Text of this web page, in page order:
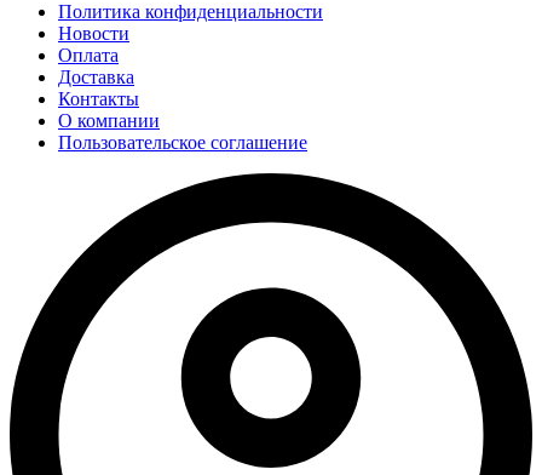
Политика конфиденциальности
Новости
Оплата
Доставка
Контакты
О компании
Пользовательское соглашение